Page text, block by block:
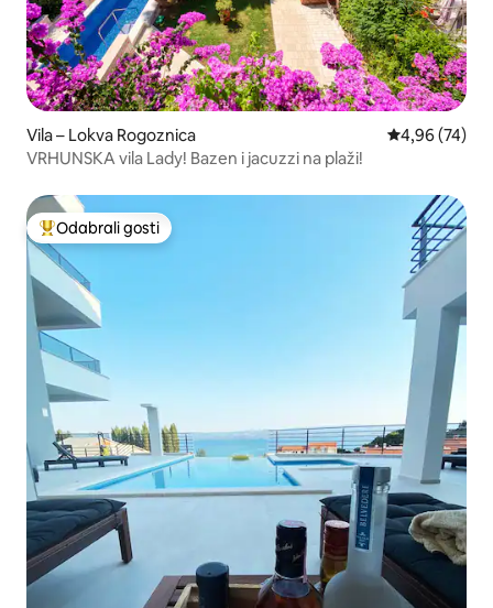
Vila – Lokva Rogoznica Prosječna
4,96 (74)
VRHUNSKA vila Lady! Bazen i jacuzzi na plaži!
Među najviše rangiranima s oznakom „Odabrali gosti”
Odabrali gosti